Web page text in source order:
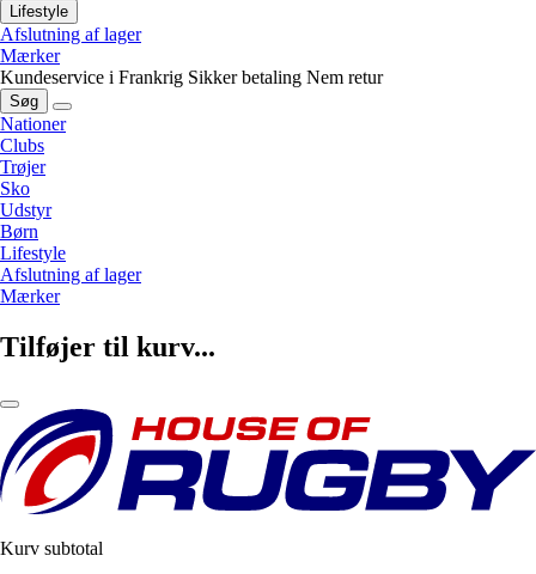
Lifestyle
Afslutning af lager
Mærker
Kundeservice i Frankrig Sikker betaling Nem retur
Søg
Nationer
Clubs
Trøjer
Sko
Udstyr
Børn
Lifestyle
Afslutning af lager
Mærker
Tilføjer til kurv...
Kurv subtotal